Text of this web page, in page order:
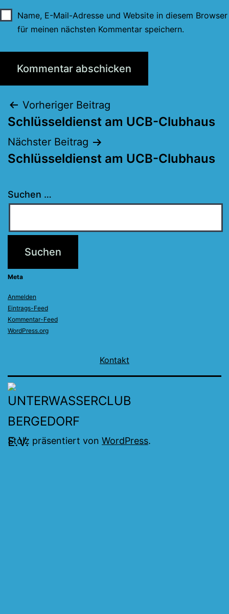
Name, E-Mail-Adresse und Website in diesem Browser
für meinen nächsten Kommentar speichern.
Beitragsnavigation
Vorheriger Beitrag
Schlüsseldienst am UCB-Clubhaus
Nächster Beitrag
Schlüsseldienst am UCB-Clubhaus
Suchen …
Meta
Anmelden
Eintrags-Feed
Kommentar-Feed
WordPress.org
Kontakt
Stolz präsentiert von WordPress.